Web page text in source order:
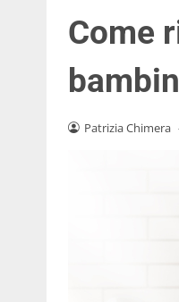
Come
Patrizia Chimera